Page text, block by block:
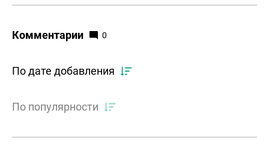
Комментарии 0
По дате добавления
По популярности